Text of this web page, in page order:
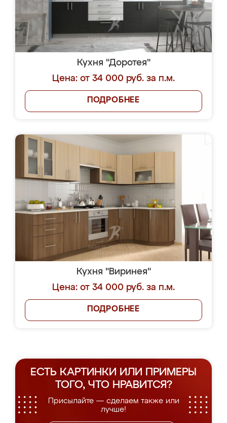
Кухня "Доротея"
Цена: от 34 000 руб. за п.м.
ПОДРОБНЕЕ
Кухня "Виринея"
Цена: от 34 000 руб. за п.м.
ПОДРОБНЕЕ
ЕСТЬ КАРТИНКИ ИЛИ ПРИМЕРЫ
ТОГО, ЧТО НРАВИТСЯ?
Присылайте — сделаем также или
лучше!